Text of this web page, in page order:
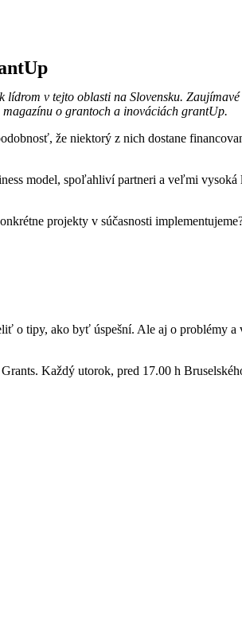
v tejto oblasti na Slovensku.
o grantoch a inováciách grantUp.
že niektorý z nich dostane
model, spoľahliví partneri a veľmi
projekty v súčasnosti
o tipy, ako byť úspešní. Ale aj o problémy a
Každý utorok, pred 17.00 h